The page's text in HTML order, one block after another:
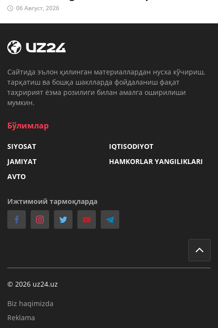
06 Август, 2026
Cайтида эълон қилинган материаллардан нусха кўчириш,
тарқатиш ва бошқа шаклларда фойдаланиш фақат
таҳририят ёзма розилиги билан амалга оширилиши
мумкин.
Бўлимлар
SIYOSAT
IQTISODIYOT
JAMIYAT
HAMKORLAR YANGILIKLARI
AVTO
Ижтимоий тармоқларда
© 2026 uz24.uz
Biz haqimizda
Reklama